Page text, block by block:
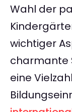
Wahl der
wichtiger
charmante
eine